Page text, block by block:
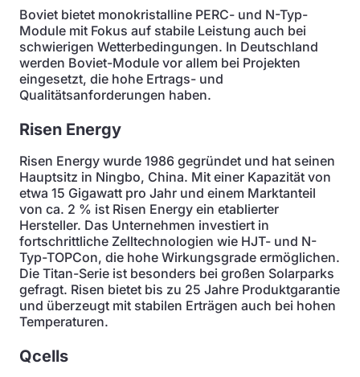
Boviet bietet monokristalline PERC- und N-Typ-
Module mit Fokus auf stabile Leistung auch bei
schwierigen Wetterbedingungen. In Deutschland
werden Boviet-Module vor allem bei Projekten
eingesetzt, die hohe Ertrags- und
Qualitätsanforderungen haben.
Risen Energy
Risen Energy wurde 1986 gegründet und hat seinen
Hauptsitz in Ningbo, China. Mit einer Kapazität von
etwa 15 Gigawatt pro Jahr und einem Marktanteil
von ca. 2 % ist Risen Energy ein etablierter
Hersteller. Das Unternehmen investiert in
fortschrittliche Zelltechnologien wie HJT- und N-
Typ-TOPCon, die hohe Wirkungsgrade ermöglichen.
Die Titan-Serie ist besonders bei großen Solarparks
gefragt. Risen bietet bis zu 25 Jahre Produktgarantie
und überzeugt mit stabilen Erträgen auch bei hohen
Temperaturen.
Qcells